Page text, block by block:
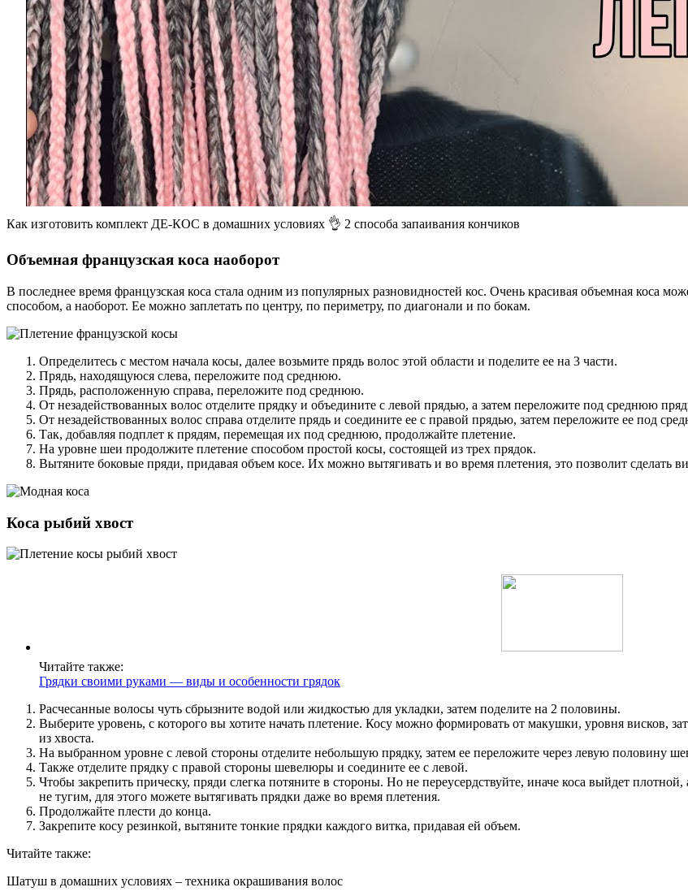
Как изготовить комплект ДЕ-КОС в домашних условиях 👌 2 способа запаивания кончиков
Объемная французская коса наоборот
В последнее время французская коса стала одним из популярных разновидностей кос. Очень красивая объемная коса
способом, а наоборот. Ее можно заплетать по центру, по периметру, по диагонали и по бокам.
Определитесь с местом начала косы, далее возьмите прядь волос этой области и поделите ее на 3 части.
Прядь, находящуюся слева, переложите под среднюю.
Прядь, расположенную справа, переложите под среднюю.
От незадействованных волос отделите прядку и объедините с левой прядью, а затем переложите под среднюю
От незадействованных волос справа отделите прядь и соедините ее с правой прядью, затем переложите ее под
Так, добавляя подплет к прядям, перемещая их под среднюю, продолжайте плетение.
На уровне шеи продолжите плетение способом простой косы, состоящей из трех прядок.
Вытяните боковые пряди, придавая объем косе. Их можно вытягивать и во время плетения, это позволит сделать
Коса рыбий хвост
Читайте также:
Грядки своими руками — виды и особенности грядок
Расчесанные волосы чуть сбрызните водой или жидкостью для укладки, затем поделите на 2 половины.
Выберите уровень, с которого вы хотите начать плетение. Косу можно формировать от макушки, уровня висков,
из хвоста.
На выбранном уровне с левой стороны отделите небольшую прядку, затем ее переложите через левую половину
Также отделите прядку с правой стороны шевелюры и соедините ее с левой.
Чтобы закрепить прическу, пряди слегка потяните в стороны. Но не переусердствуйте, иначе коса выйдет
не тугим, для этого можете вытягивать прядки даже во время плетения.
Продолжайте плести до конца.
Закрепите косу резинкой, вытяните тонкие прядки каждого витка, придавая ей объем.
Читайте также:
Шатуш в домашних условиях – техника окрашивания волос